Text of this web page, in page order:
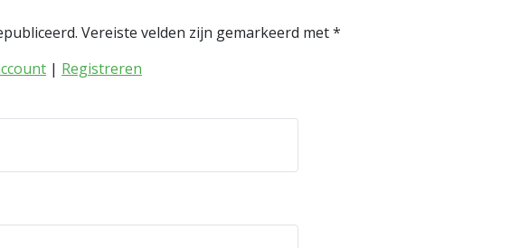
Vereiste velden zijn gemarkeerd met*
| Registreren